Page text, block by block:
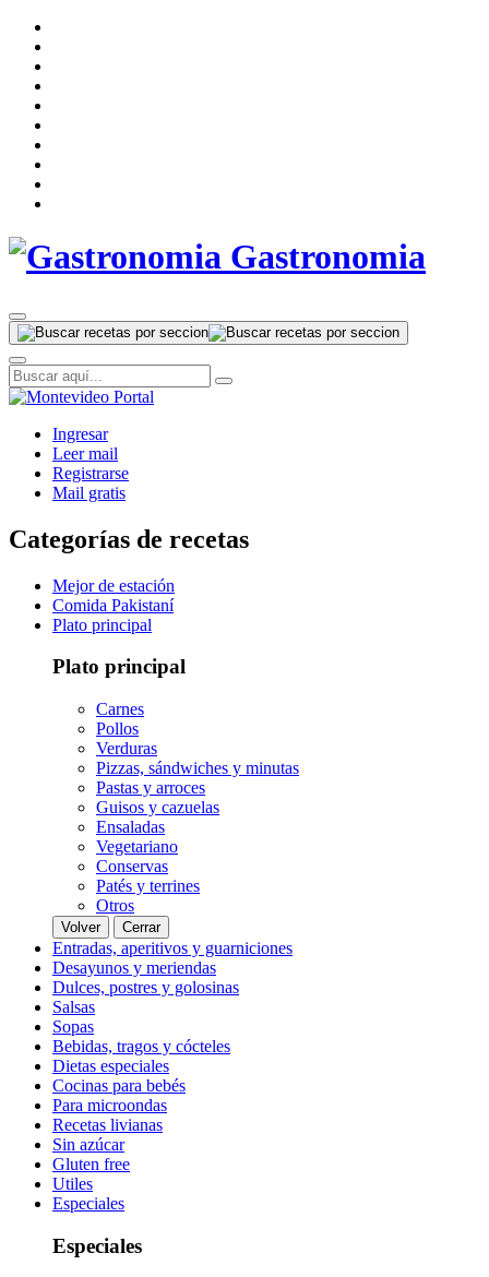
Gastronomia
Ingresar
Leer mail
Registrarse
Mail gratis
Categorías de recetas
Mejor de estación
Comida Pakistaní
Plato principal
Plato principal
Carnes
Pollos
Verduras
Pizzas, sándwiches y minutas
Pastas y arroces
Guisos y cazuelas
Ensaladas
Vegetariano
Conservas
Patés y terrines
Otros
Volver Cerrar
Entradas, aperitivos y guarniciones
Desayunos y meriendas
Dulces, postres y golosinas
Salsas
Sopas
Bebidas, tragos y cócteles
Dietas especiales
Cocinas para bebés
Para microondas
Recetas livianas
Sin azúcar
Gluten free
Utiles
Especiales
Especiales